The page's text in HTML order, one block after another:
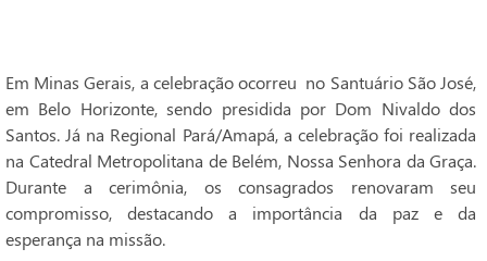
Em Minas Gerais, a celebração ocorreu no Santuário São José,
em Belo Horizonte, sendo presidida por Dom Nivaldo dos
Santos. Já na Regional Pará/Amapá, a celebração foi realizada
na Catedral Metropolitana de Belém, Nossa Senhora da Graça.
Durante a cerimônia, os consagrados renovaram seu
compromisso, destacando a importância da paz e da
esperança na missão.